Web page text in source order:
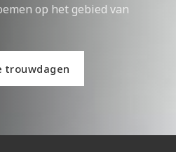
op het gebied van
trouwdagen